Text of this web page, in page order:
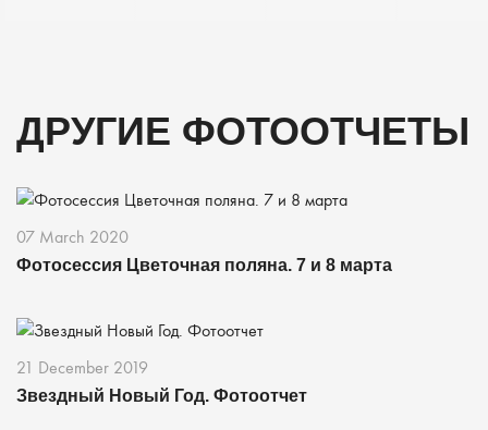
ДРУГИЕ ФОТООТЧЕТЫ
07 March 2020
Фотосессия Цветочная поляна. 7 и 8 марта
21 December 2019
Звездный Новый Год. Фотоотчет